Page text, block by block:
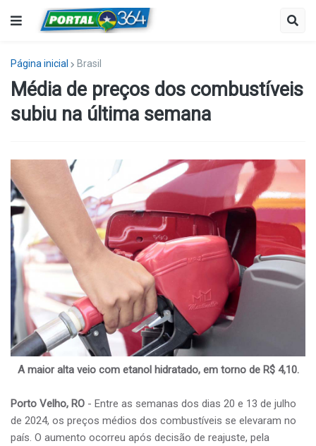
Página inicial Brasil
Média de preços dos combustíveis
subiu na última semana
A maior alta veio com etanol hidratado, em torno de R$ 4,10.
Porto Velho, RO - Entre as semanas dos dias 20 e 13 de julho
de 2024, os preços médios dos combustíveis se elevaram no
país. O aumento ocorreu após decisão de reajuste, pela